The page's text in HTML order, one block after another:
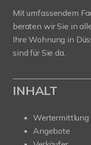
Mit umfassendem
beraten wir Sie in
Ihre Wohnung in
sind für Sie da.
INHALT
Wertermittlung
Angebote